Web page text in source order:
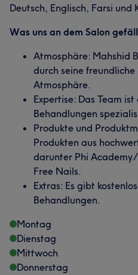
Deutsch, Englisch, Farsi und
Was uns an dem Salon
Atmosphäre: Mahshid
durch seine
Atmosphäre.
Expertise: Das Team
Behandlungen
Produkte und
Produkten aus
darunter Phi
Free Nails.
Extras: Es gibt
Behandlungen.
Montag
Dienstag
Mittwoch
Donnerstag